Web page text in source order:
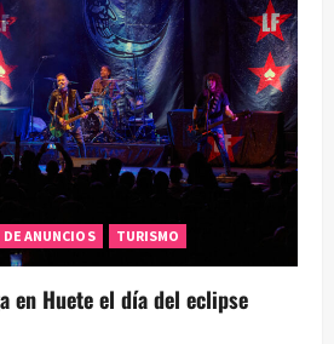
ANUNCIOS TURISMO
en Huete el día del eclipse